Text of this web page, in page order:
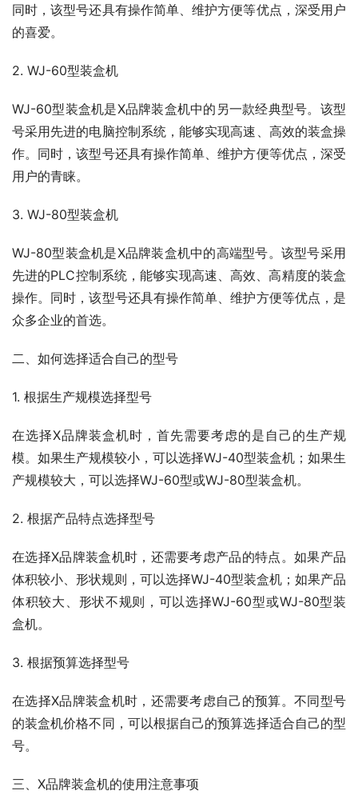
同时，该型号还具有操作简单、维护方便等优点，深受用户
的喜爱。
2. WJ-60型装盒机
WJ-60型装盒机是X品牌装盒机中的另一款经典型号。该型
号采用先进的电脑控制系统，能够实现高速、高效的装盒操
作。同时，该型号还具有操作简单、维护方便等优点，深受
用户的青睐。
3. WJ-80型装盒机
WJ-80型装盒机是X品牌装盒机中的高端型号。该型号采用
先进的PLC控制系统，能够实现高速、高效、高精度的装盒
操作。同时，该型号还具有操作简单、维护方便等优点，是
众多企业的首选。
二、如何选择适合自己的型号
1. 根据生产规模选择型号
在选择X品牌装盒机时，首先需要考虑的是自己的生产规
模。如果生产规模较小，可以选择WJ-40型装盒机；如果生
产规模较大，可以选择WJ-60型或WJ-80型装盒机。
2. 根据产品特点选择型号
在选择X品牌装盒机时，还需要考虑产品的特点。如果产品
体积较小、形状规则，可以选择WJ-40型装盒机；如果产品
体积较大、形状不规则，可以选择WJ-60型或WJ-80型装
盒机。
3. 根据预算选择型号
在选择X品牌装盒机时，还需要考虑自己的预算。不同型号
的装盒机价格不同，可以根据自己的预算选择适合自己的型
号。
三、X品牌装盒机的使用注意事项